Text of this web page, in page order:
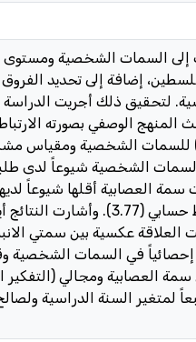
السمات الشخصية ومستوى
إضافة إلى تحديد
المنهج الوصفي بصورته
الطلبة كانت مرتفعاً
العلاقة عكسية بين سمتي
في السمات الشخصية
العصابية ومجالي
لمتغير السنة الدراسية